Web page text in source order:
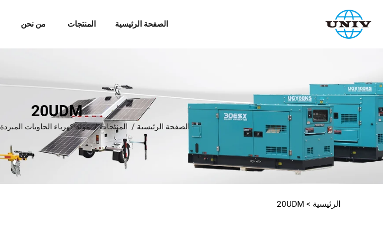
الصفحة الرئيسية المنتجات من نحن
20UDM
الصفحة الرئيسية / المنتجات/مولد كهرباء الحاويات المبردة
الرئيسية > 20UDM